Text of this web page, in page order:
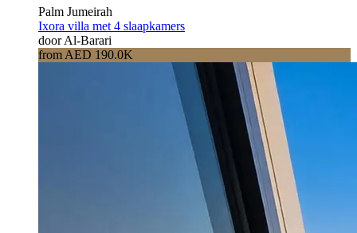
Palm Jumeirah
Ixora villa met 4 slaapkamers
door Al-Barari
from AED 190.0K